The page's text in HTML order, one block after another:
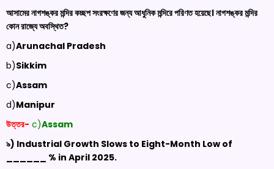
আসামের নাগশঙ্কর মন্দির কচ্ছপ সংরক্ষণের জন্য আধুনিক মন্দিরে পরিণত হয়েছে। নাগশঙ্কর মন্দির
কোন রাজ্যে অবস্থিত?
a)Arunachal Pradesh
b)Sikkim
c)Assam
d)Manipur
উত্তর- c)Assam
৯) Industrial Growth Slows to Eight-Month Low of
______ % in April 2025.